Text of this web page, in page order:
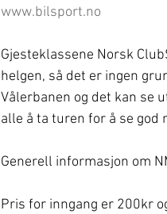
www.bilsport.no
Gjesteklassene Norsk
helgen, så det er ingen
Vålerbanen og det kan se
alle å ta turen for å se god
Generell informasjon om
Pris for inngang er 200kr